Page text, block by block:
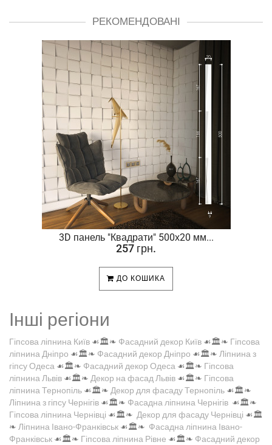
РЕКОМЕНДОВАНІ
3D панель "Квадрати" 500х20 мм...
257 грн.
ДО КОШИКА
Інші регіони
Гіпсова ліпнина Київ ☙🏛️❧ Фасадний декор Київ ☙🏛️❧ Гіпсова
ліпнина Дніпро ☙🏛️❧ Фасадний декор Дніпро ☙🏛️❧ Ліпнина з
гіпсу Одеса ☙🏛️❧ Фасадний декор Одеса ☙🏛️❧ Гіпсова
ліпнина Львів ☙🏛️❧ Декор на фасад Львів ☙🏛️❧ Гіпсова
ліпнина Тернопіль ☙🏛️❧ Декор для фасаду Тернопіль ☙🏛️❧
Ліпнина з гіпсу Чернігів ☙🏛️❧ Фасадна ліпнина Чернігів ☙🏛️❧
Гіпсова ліпнина Чернівці ☙🏛️❧ Декор для фасаду Чернівці ☙🏛️
❧ Ліпнина Івано-Франківськ ☙🏛️❧ Фасадна ліпнина Івано-
Франківськ ☙🏛️❧ Гіпсова ліпнина Рівне ☙🏛️❧ Фасадний декор